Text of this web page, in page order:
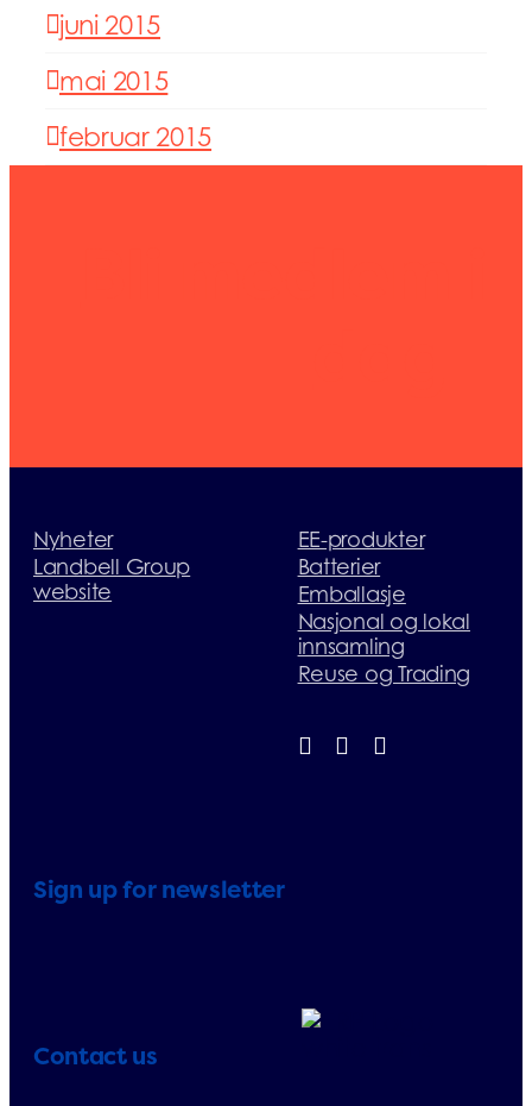
juni 2015
mai 2015
februar 2015
EE-produkter
Batterier
Emballasje
Nasjonal og lokal
innsamling
Reuse og Trading
Nyheter
Landbell Group
website
Sign up for newsletter
Contact us